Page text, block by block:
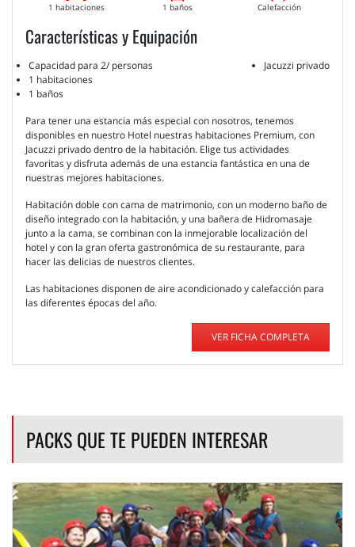
1 habitaciones 1 baños Calefacción
Características y Equipación
Capacidad para 2/ personas
1 habitaciones
1 baños
Jacuzzi privado
Para tener una estancia más especial con nosotros, tenemos
disponibles en nuestro Hotel nuestras habitaciones Premium, con
Jacuzzi privado dentro de la habitación. Elige tus actividades
favoritas y disfruta además de una estancia fantástica en una de
nuestras mejores habitaciones.
Habitación doble con cama de matrimonio, con un moderno baño de
diseño integrado con la habitación, y una bañera de Hidromasaje
junto a la cama, se combinan con la inmejorable localización del
hotel y con la gran oferta gastronómica de su restaurante, para
hacer las delicias de nuestros clientes.
Las habitaciones disponen de aire acondicionado y calefacción para
las diferentes épocas del año.
VER FICHA COMPLETA
PACKS QUE TE PUEDEN INTERESAR